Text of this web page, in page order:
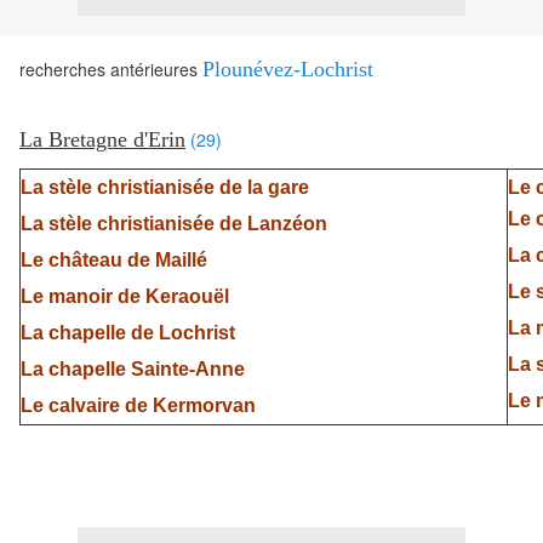
recherches antérieures Plounévez-Lochrist
La Bretagne d'Erin (29)
La stèle christianisée de la gare
La stèle christianisée de Lanzéon
Le château de Maillé
Le manoir de Keraouël
La chapelle de Lochrist
La chapelle Sainte-Anne
Le calvaire de Kermorvan
Le
Le
La
Le
La
La
Le